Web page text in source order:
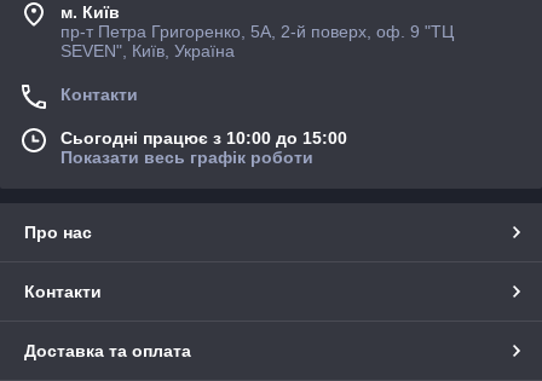
м. Київ
пр-т Петра Григоренко, 5А, 2-й поверх, оф. 9 "ТЦ
SEVEN", Київ, Україна
Контакти
Сьогодні працює з 10:00 до 15:00
Показати весь графік роботи
Про нас
Контакти
Доставка та оплата